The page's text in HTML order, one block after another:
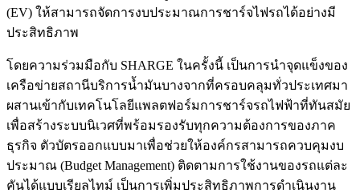
(EV) ให้สามารถจัดการงบประมาณการชาร์จไฟรถได้อย่างมี
ประสิทธิภาพ
โดยความร่วมมือกับ SHARGE ในครั้งนี้ เป็นการนำจุดแข็งของ
เครือข่ายสถานีบริการน้ำมันบางจากที่ครอบคลุมทั่วประเทศมา
ผสานเข้ากับเทคโนโลยีแพลตฟอร์มการชาร์จรถไฟฟ้าที่ทันสมัย
เพื่อสร้างระบบนิเวศที่พร้อมรองรับทุกความต้องการของภาค
ธุรกิจ ตัวบัตรออกแบบมาเพื่อช่วยให้องค์กรสามารถควบคุมงบ
ประมาณ (Budget Management) ติดตามการใช้งานของรถแต่ละ
คันได้แบบเรียลไทม์ เป็นการเพิ่มประสิทธิภาพการดำเนินงาน